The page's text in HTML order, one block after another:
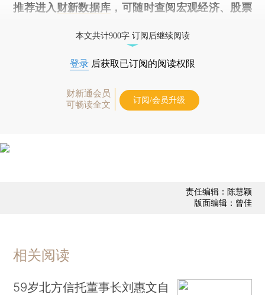
推荐进入 财新数据库 ，可随时查阅宏观经济、股票
本文共计900字 订阅后继续阅读
登录 后获取已订阅的阅读权限
财新通会员
可畅读全文
订阅/会员升级
责任编辑：陈慧颖
版面编辑：曾佳
相关阅读
59岁北方信托董事长刘惠文自